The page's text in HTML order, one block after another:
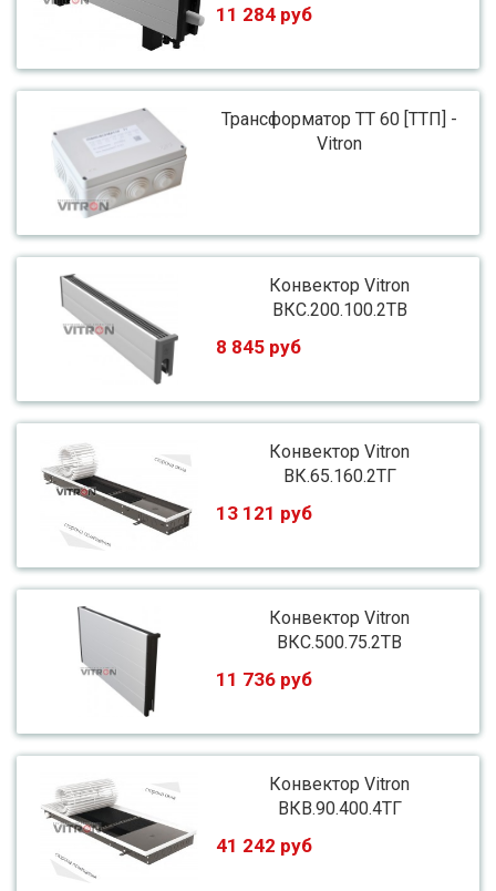
11 284 руб
Трансформатор ТТ 60 [ТТП] -
Vitron
Конвектор Vitron
ВКС.200.100.2ТВ
8 845 руб
Конвектор Vitron
ВК.65.160.2ТГ
13 121 руб
Конвектор Vitron
ВКС.500.75.2ТВ
11 736 руб
Конвектор Vitron
ВКВ.90.400.4ТГ
41 242 руб